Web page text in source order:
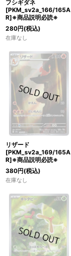
フシギダネ
[PKM_sv2a_166/165A
R]※商品説明必読※
280円(税込)
在庫なし
リザード
[PKM_sv2a_169/165A
R]※商品説明必読※
380円(税込)
在庫なし